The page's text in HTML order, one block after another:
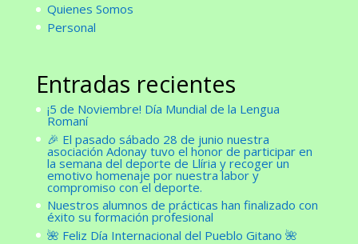
Quienes Somos
Personal
Entradas recientes
¡5 de Noviembre! Día Mundial de la Lengua
Romaní
🎉 El pasado sábado 28 de junio nuestra
asociación Adonay tuvo el honor de participar en
la semana del deporte de Llíria y recoger un
emotivo homenaje por nuestra labor y
compromiso con el deporte.
Nuestros alumnos de prácticas han finalizado con
éxito su formación profesional
🌺 Feliz Día Internacional del Pueblo Gitano 🌺